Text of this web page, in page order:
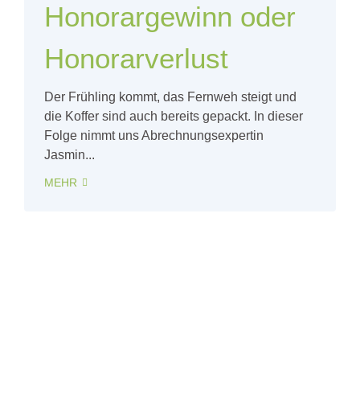
Honorargewinn oder
Honorarverlust
Der Frühling kommt, das Fernweh steigt und
die Koffer sind auch bereits gepackt. In dieser
Folge nimmt uns Abrechnungsexpertin
Jasmin...
MEHR